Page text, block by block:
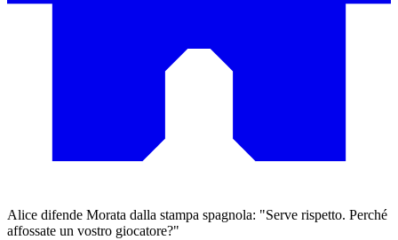
Alice difende Morata dalla stampa spagnola: "Serve rispetto. Perché
affossate un vostro giocatore?"